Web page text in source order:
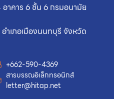
าคาร 6 ชั้น 6 กรมอนามัย
เภอเมืองนนทบุรี จังหวัด
+662-590-4369
สารบรรณอิเล็กทรอนิกส์
letter@hitap.net